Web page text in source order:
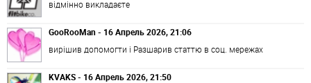
відмінно викладаєте
GooRooMan - 16 Апрель 2026, 21:06
вирішив допомогти і Разшарив статтю в соц. мережах
KVAKS - 16 Апрель 2026, 21:50